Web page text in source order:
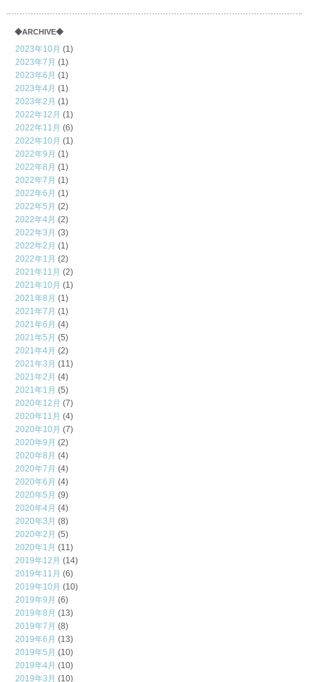
◆ARCHIVE◆
2023年10月 (1)
2023年7月 (1)
2023年6月 (1)
2023年4月 (1)
2023年2月 (1)
2022年12月 (1)
2022年11月 (6)
2022年10月 (1)
2022年9月 (1)
2022年8月 (1)
2022年7月 (1)
2022年6月 (1)
2022年5月 (2)
2022年4月 (2)
2022年3月 (3)
2022年2月 (1)
2022年1月 (2)
2021年11月 (2)
2021年10月 (1)
2021年8月 (1)
2021年7月 (1)
2021年6月 (4)
2021年5月 (5)
2021年4月 (2)
2021年3月 (11)
2021年2月 (4)
2021年1月 (5)
2020年12月 (7)
2020年11月 (4)
2020年10月 (7)
2020年9月 (2)
2020年8月 (4)
2020年7月 (4)
2020年6月 (4)
2020年5月 (9)
2020年4月 (4)
2020年3月 (8)
2020年2月 (5)
2020年1月 (11)
2019年12月 (14)
2019年11月 (6)
2019年10月 (10)
2019年9月 (6)
2019年8月 (13)
2019年7月 (8)
2019年6月 (13)
2019年5月 (10)
2019年4月 (10)
2019年3月 (10)